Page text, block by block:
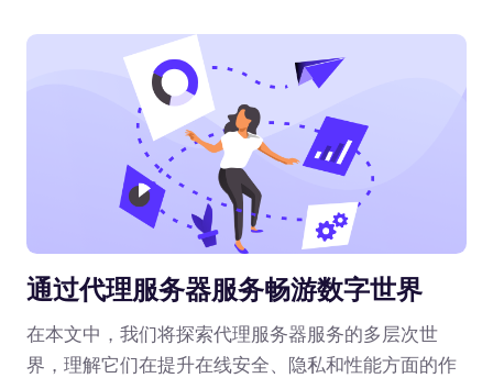
通过代理服务器服务畅游数字世界
在本文中，我们将探索代理服务器服务的多层次世
界，理解它们在提升在线安全、隐私和性能方面的作